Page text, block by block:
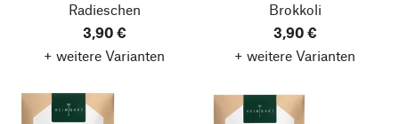
Radieschen
3,90 €
+ weitere Varianten
Brokkoli
3,90 €
+ weitere Varianten